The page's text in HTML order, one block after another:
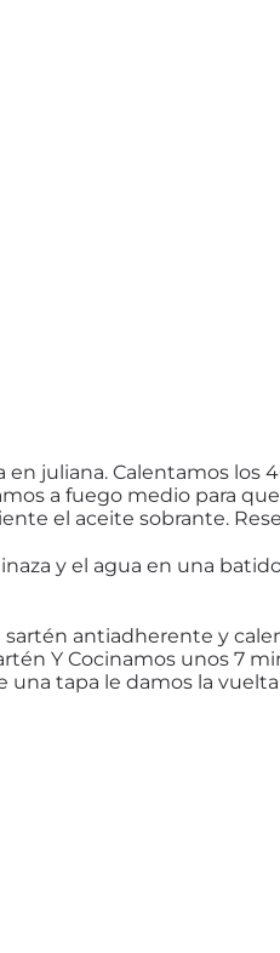
juliana. Calentamos
a fuego medio para
el aceite sobrante.
y el agua en una
antiadherente y
Y Cocinamos unos 7
tapa le damos la